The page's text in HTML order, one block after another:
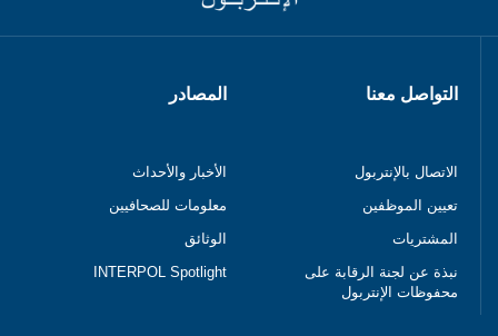
التواصل معنا
الاتصال بالإنتربول
تعيين الموظفين
المشتريات
نبذة عن لجنة الرقابة على
محفوظات الإنتربول
المصادر
الأخبار والأحداث
معلومات للصحافيين
الوثائق
INTERPOL Spotlight